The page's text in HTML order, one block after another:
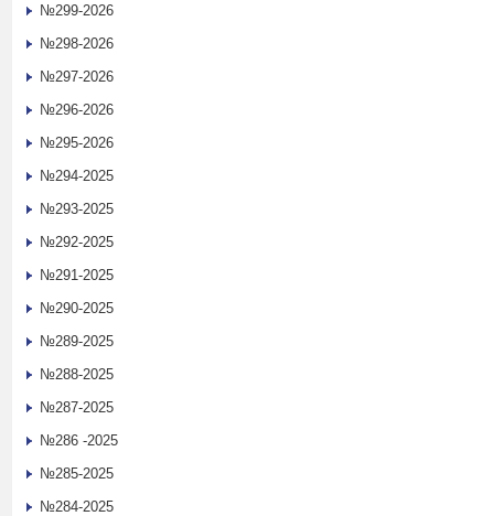
№299-2026
№298-2026
№297-2026
№296-2026
№295-2026
№294-2025
№293-2025
№292-2025
№291-2025
№290-2025
№289-2025
№288-2025
№287-2025
№286 -2025
№285-2025
№284-2025